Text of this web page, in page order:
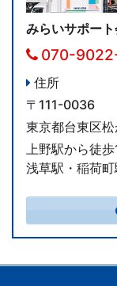
みらいサポー
070-
住所
〒111-0036
東京都台東区
上野駅から徒
浅草駅・稲荷